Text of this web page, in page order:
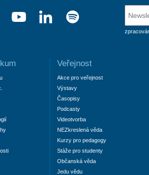
Veřejnost
Akce pro veřejnost
Výstavy
Časopisy
Podcasty
Videotvorba
NEZkreslená věda
Kurzy pro pedagogy
Stáže pro studenty
Občanská věda
Jedu vědu